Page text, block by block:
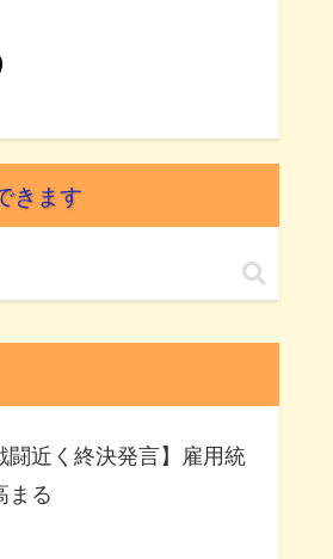
きます
闘近く終決発言】雇用統
まる